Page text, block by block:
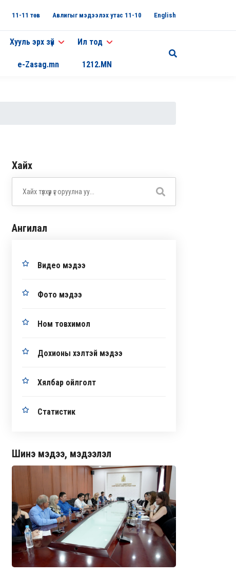
11-11 төв Авлигыг мэдээлэх утас 11-10 English
Хууль эрх зүй Ил тод
e-Zasag.mn 1212.MN
Хайх
Ангилал
Видео мэдээ
Фото мэдээ
Ном товхимол
Дохионы хэлтэй мэдээ
Хялбар ойлголт
Статистик
Шинэ мэдээ, мэдээлэл